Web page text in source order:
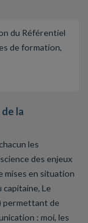
du Référentiel
de formation,
la
les
des enjeux
mises en situation
capitaine, Le
permettant de
: moi, les